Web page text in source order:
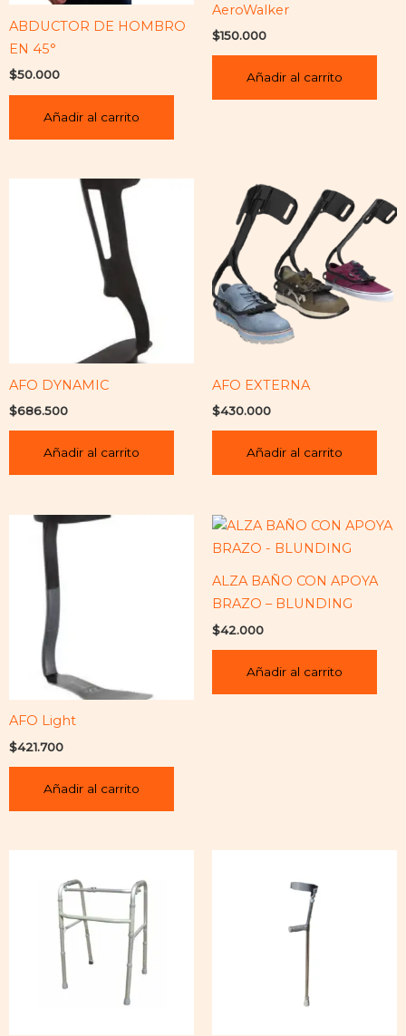
ABDUCTOR DE HOMBRO
EN 45°
$50.000
Añadir al carrito
AeroWalker
$150.000
Añadir al carrito
AFO DYNAMIC
$686.500
Añadir al carrito
AFO EXTERNA
$430.000
Añadir al carrito
AFO Light
$421.700
Añadir al carrito
ALZA BAÑO CON APOYA
BRAZO – BLUNDING
$42.000
Añadir al carrito